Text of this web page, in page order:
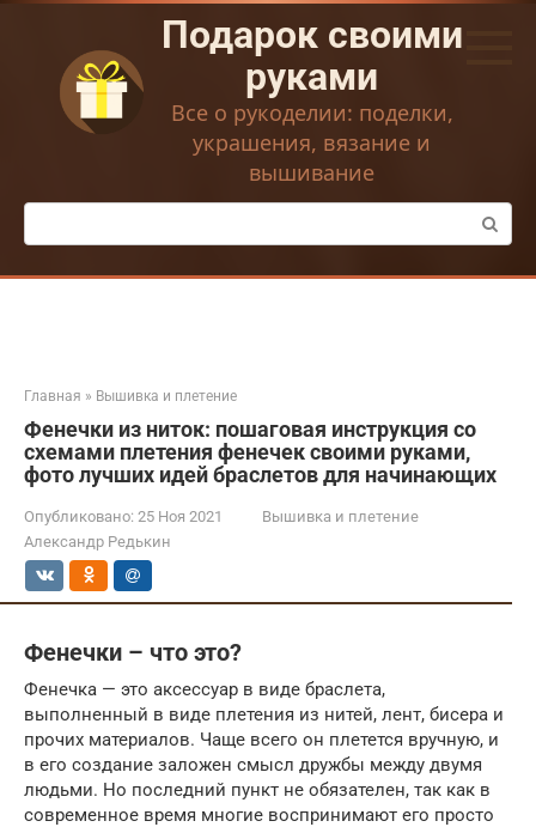
Перейти
контенту
Подарок своими
руками
Все о рукоделии: поделки,
украшения, вязание и
вышивание
Поиск:
Главная » Вышивка и плетение
Фенечки из ниток: пошаговая инструкция со
схемами плетения фенечек своими руками,
фото лучших идей браслетов для начинающих
Опубликовано: 25 Ноя 2021
Вышивка и плетение
Александр Редькин
Фенечки – что это?
Фенечка — это аксессуар в виде браслета,
выполненный в виде плетения из нитей, лент, бисера и
прочих материалов. Чаще всего он плетется вручную, и
в его создание заложен смысл дружбы между двумя
людьми. Но последний пункт не обязателен, так как в
современное время многие воспринимают его просто